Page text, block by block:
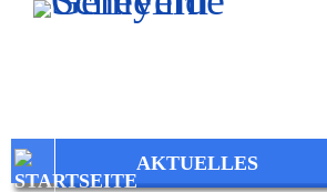
Zum Inhalt,zur Navigationoder
AKTUELLES